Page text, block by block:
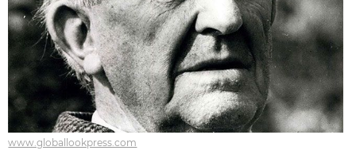
www.globallookpress.com